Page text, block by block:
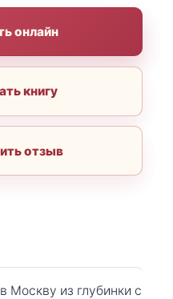
онлайн
книгу
отзыв
Москву из глубинки с